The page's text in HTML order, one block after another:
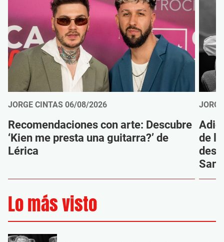
JORGE CINTAS 06/08/2026
Recomendaciones con arte: Descubre
‘Kien me presta una guitarra?’ de
Lérica
de
Sanz
Lo más visto